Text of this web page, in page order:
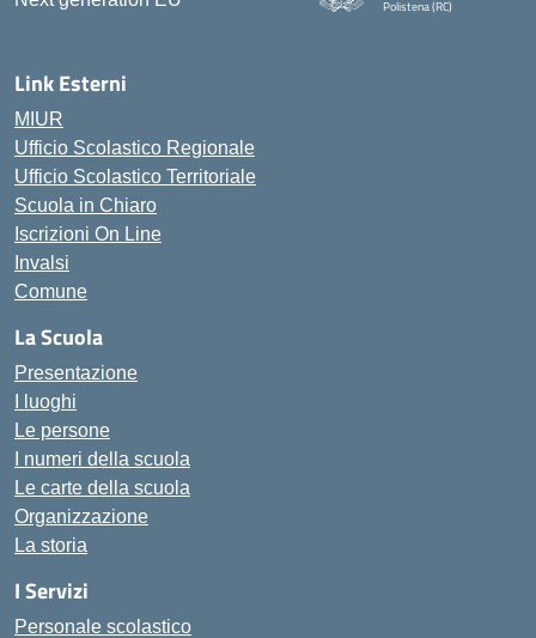
Polistena (RC)
Link Esterni
MIUR
Ufficio Scolastico Regionale
Ufficio Scolastico Territoriale
Scuola in Chiaro
Iscrizioni On Line
Invalsi
Comune
La Scuola
Presentazione
I luoghi
Le persone
I numeri della scuola
Le carte della scuola
Organizzazione
La storia
I Servizi
Personale scolastico